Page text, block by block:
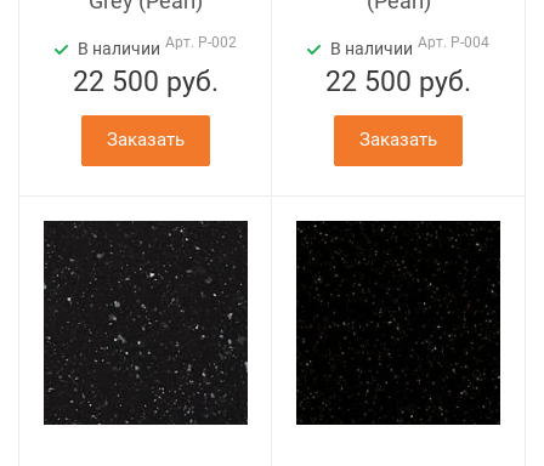
В наличии Арт. P-002
22 500 руб.
Заказать
В наличии Арт. P-004
22 500 руб.
Заказать